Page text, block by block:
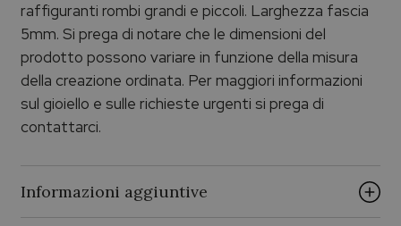
raffiguranti rombi grandi e piccoli. Larghezza fascia
5mm. Si prega di notare che le dimensioni del
prodotto possono variare in funzione della misura
della creazione ordinata. Per maggiori informazioni
sul gioiello e sulle richieste urgenti si prega di
contattarci.
Informazioni aggiuntive